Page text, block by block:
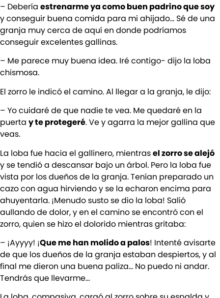
– Debería estrenarme ya como buen padrino que soy
y conseguir buena comida para mi ahijado… Sé de una
granja muy cerca de aquí en donde podríamos
conseguir excelentes gallinas.
– Me parece muy buena idea. Iré contigo- dijo la loba
chismosa.
El zorro le indicó el camino. Al llegar a la granja, le dijo:
– Yo cuidaré de que nadie te vea. Me quedaré en la
puerta y te protegeré. Ve y agarra la mejor gallina que
veas.
La loba fue hacia el gallinero, mientrasel zorro se alejó
y se tendió a descansar bajo un árbol. Pero la loba fue
vista por los dueños de la granja. Tenían preparado un
cazo con agua hirviendo y se la echaron encima para
ahuyentarla. ¡Menudo susto se dio la loba! Salió
aullando de dolor, y en el camino se encontró con el
zorro, quien se hizo el dolorido mientras gritaba:
– ¡Ayyyy! ¡Que me han molido a palos! Intenté avisarte
de que los dueños de la granja estaban despiertos, y al
final me dieron una buena paliza… No puedo ni andar.
Tendrás que llevarme…